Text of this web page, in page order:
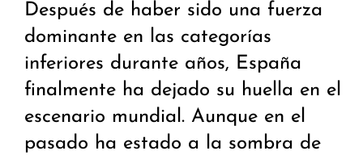
Después de haber sido una fuerza
dominante en las categorías
inferiores durante años, España
finalmente ha dejado su huella en el
escenario mundial. Aunque en el
pasado ha estado a la sombra de